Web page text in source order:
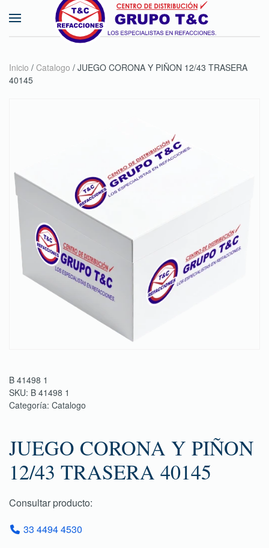
Skip to main content
Inicio / Catalogo / JUEGO CORONA Y PIÑON 12/43 TRASERA
40145
B 41498 1
SKU: B 41498 1
Categoría: Catalogo
JUEGO CORONA Y PIÑON
12/43 TRASERA 40145
Consultar producto:
33 4494 4530